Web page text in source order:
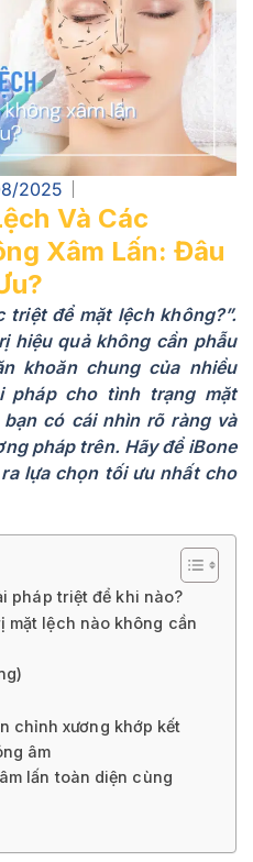
2025
Và Các
Xâm Lấn: Đâu
triệt để mặt lệch không?”.
hiệu quả không cần phẫu
khoăn chung của nhiều
pháp cho tình trạng mặt
có cái nhìn rõ ràng và
pháp trên. Hãy để iBone
lựa chọn tối ưu nhất cho
pháp triệt để khi nào?
mặt lệch nào không cần
chỉnh xương khớp kết
âm
lấn toàn diện cùng